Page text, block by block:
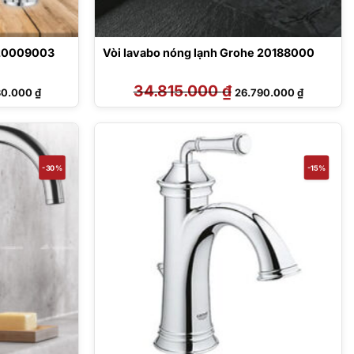
₫Giá
hiện
tại
21.830.000 ₫.
Vòi lavabo nóng lạnh Grohe 20188000
34.815.000₫ Giá
gốc
là:
26.790.000₫Giá
hiện
tại
-30% -15%